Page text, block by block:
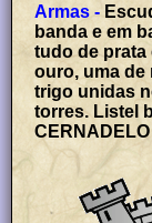
Armas -
banda e em
tudo de prata
ouro, uma de
trigo unidas
torres. Listel
CERNADELO